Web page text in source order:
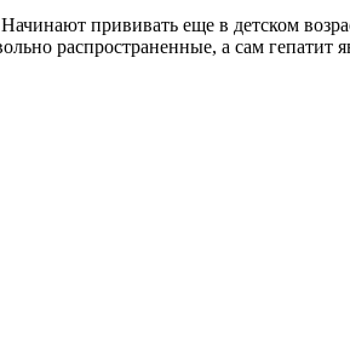
прививать еще в детском
распространенные, а сам гепатит